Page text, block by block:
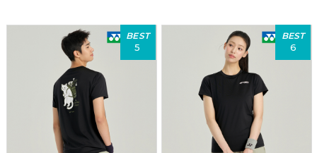
BEST
5
BEST
6